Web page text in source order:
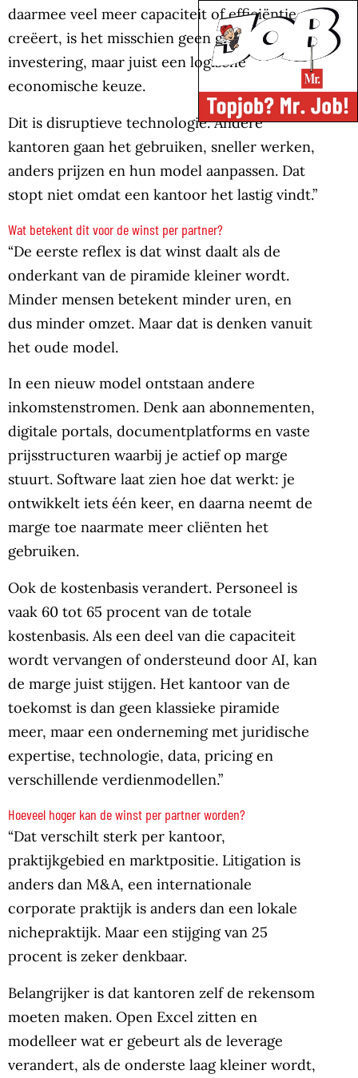
daarmee veel meer capaciteit of efficiëntie
creëert, is het misschien geen grote
investering, maar juist een logische
economische keuze.
Dit is disruptieve technologie. Andere
kantoren gaan het gebruiken, sneller werken,
anders prijzen en hun model aanpassen. Dat
stopt niet omdat een kantoor het lastig vindt.”
Wat betekent dit voor de winst per partner?
“De eerste reflex is dat winst daalt als de
onderkant van de piramide kleiner wordt.
Minder mensen betekent minder uren, en
dus minder omzet. Maar dat is denken vanuit
het oude model.
In een nieuw model ontstaan andere
inkomstenstromen. Denk aan abonnementen,
digitale portals, documentplatforms en vaste
prijsstructuren waarbij je actief op marge
stuurt. Software laat zien hoe dat werkt: je
ontwikkelt iets één keer, en daarna neemt de
marge toe naarmate meer cliënten het
gebruiken.
Ook de kostenbasis verandert. Personeel is
vaak 60 tot 65 procent van de totale
kostenbasis. Als een deel van die capaciteit
wordt vervangen of ondersteund door AI, kan
de marge juist stijgen. Het kantoor van de
toekomst is dan geen klassieke piramide
meer, maar een onderneming met juridische
expertise, technologie, data, pricing en
verschillende verdienmodellen.”
Hoeveel hoger kan de winst per partner worden?
“Dat verschilt sterk per kantoor,
praktijkgebied en marktpositie. Litigation is
anders dan M&A, een internationale
corporate praktijk is anders dan een lokale
nichepraktijk. Maar een stijging van 25
procent is zeker denkbaar.
Belangrijker is dat kantoren zelf de rekensom
moeten maken. Open Excel zitten en
modelleer wat er gebeurt als de leverage
verandert, als de onderste laag kleiner wordt,